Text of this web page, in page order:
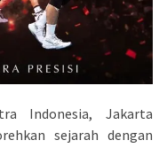
Indonesia, Jakarta
sejarah dengan